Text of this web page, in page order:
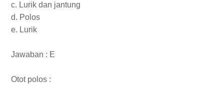
c. Lurik dan jantung
d. Polos
e. Lurik
Jawaban : E
Otot polos :